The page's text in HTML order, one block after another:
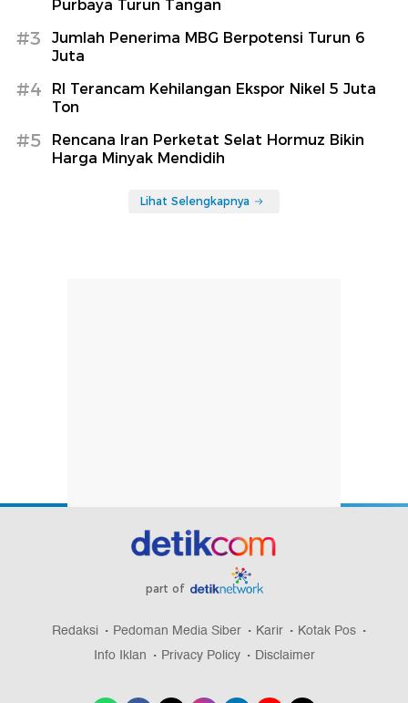
Purbaya Turun Tangan
#3
Jumlah Penerima MBG Berpotensi Turun 6
Juta
#4
RI Terancam Kehilangan Ekspor Nikel 5 Juta
Ton
#5
Rencana Iran Perketat Selat Hormuz Bikin
Harga Minyak Mendidih
Lihat Selengkapnya
part of
Redaksi Pedoman Media Siber Karir
Kotak Pos
Info Iklan
Privacy Policy Disclaimer